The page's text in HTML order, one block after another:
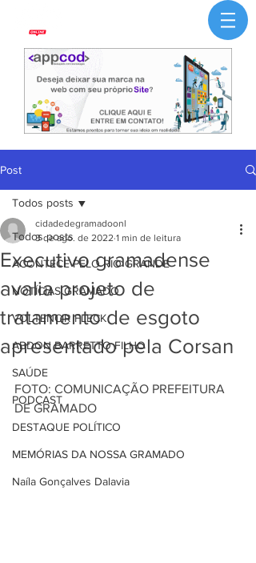
Post
Todos posts
ACONTECE PELO RIO GRANDE
NOTÍCIAS GRAMADO
VOLTENCIR FLECK
ABDON BARRETTO FILHO
SAÚDE
PODCAST
DESTAQUE POLÍTICO
MEMÓRIAS DA NOSSA GRAMADO
Naíla Gonçalves Dalavia
Todos posts
Executivo gramadense
avalia projeto de
tratamento de esgoto
apresentado pela Corsan
cidadedegramadoonl
3 de ago. de 2022 1 min de leitura
FOTO: COMUNICAÇÃO PREFEITURA
DE GRAMADO